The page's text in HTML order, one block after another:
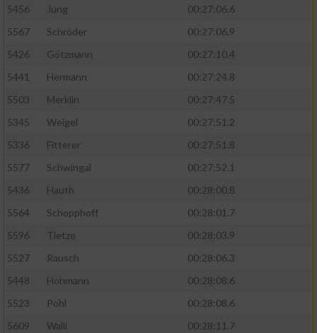
5456
Jung
00:27:06.6
5567
Schröder
00:27:06.9
5426
Götzmann
00:27:10.4
5441
Hermann
00:27:24.8
5503
Merklin
00:27:47.5
5345
Weigel
00:27:51.2
5336
Fitterer
00:27:51.8
5577
Schwingal
00:27:52.1
5436
Hauth
00:28:00.8
5564
Schopphoff
00:28:01.7
5596
Tietze
00:28:03.9
5527
Rausch
00:28:06.3
5448
Hohmann
00:28:08.6
5523
Pohl
00:28:08.6
5609
Walli
00:28:11.7